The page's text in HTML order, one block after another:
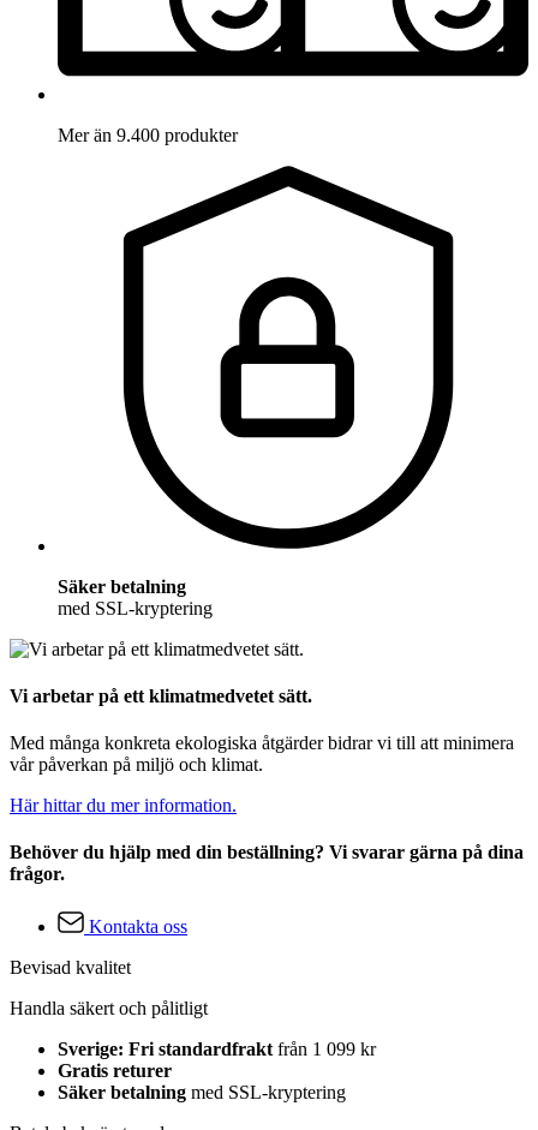
Mer än 9.400 produkter
Säker betalning
med SSL-kryptering
Vi arbetar på ett klimatmedvetet sätt.
Med många konkreta ekologiska åtgärder bidrar vi till att minimera
vår påverkan på miljö och klimat.
Här hittar du mer information.
Behöver du hjälp med din beställning? Vi svarar gärna på dina
frågor.
Kontakta oss
Bevisad kvalitet
Handla säkert och pålitligt
Sverige: Fri standardfrakt från 1 099 kr
Gratis returer
Säker betalning med SSL-kryptering